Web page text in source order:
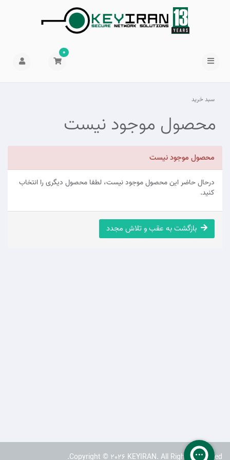
0
سبد خرید
محصول موجود نیست
محصول موجود نیست
درحال حاضر این محصول موجود نیست، لطفا محصول دیگری را انتخاب
کنید.
بازگشت به عقب و تلاش مجدد
Copyright © 2026 KEYIRAN. All Rights Reserved.